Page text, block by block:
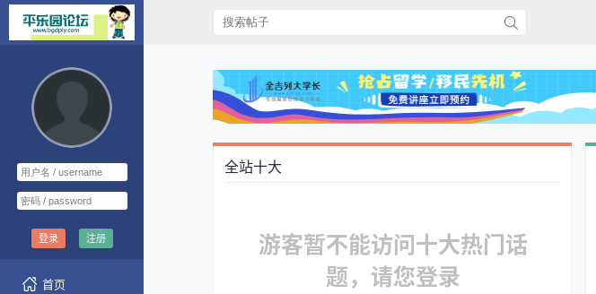
登录 注册
首页
全站十大
游客暂不能访问十大热门话
题，请您登录